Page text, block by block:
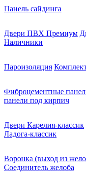
Панель сайдинга
Двери ПВХ Премиум
Наличники
Пароизоляция
Фиброцементные
панели под кирпич
Двери Карелия-классик
Ладога-классик
Воронка (выход из
Соединитель желоба